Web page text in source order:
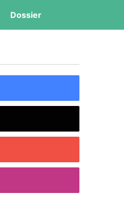
Dossier